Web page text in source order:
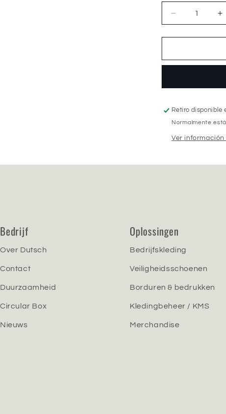
Reducir
cantidad
para
Denton
Retiro disponible
Normalmente
Ver
Bedrijf
Over Dutsch
Contact
Duurzaamheid
Circular Box
Nieuws
Oplossingen
Bedrijfskleding
Veiligheidsschoenen
Borduren & bedrukken
Kledingbeheer / KMS
Merchandise